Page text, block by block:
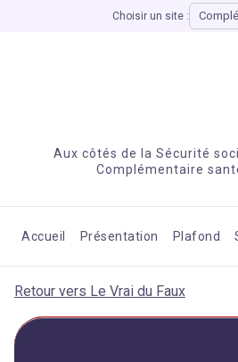
Choisir un site :
Aux côtés de la Sécurité
Complémentaire
Accueil Présentation Plafond
Retour vers Le Vrai du Faux